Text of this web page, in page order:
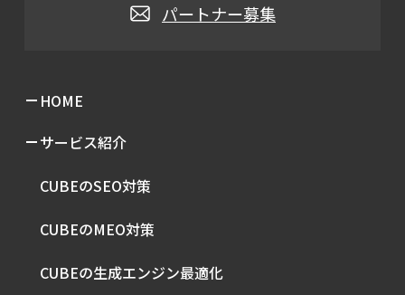
パートナー募集
HOME
サービス紹介
CUBEのSEO対策
CUBEのMEO対策
CUBEの生成エンジン最適化